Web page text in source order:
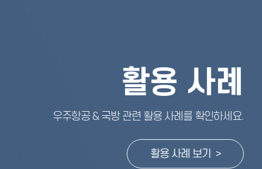
활용 사례
우주항공 & 국방 관련 활용 사례를 확인하세요.
활용 사례 보기 >